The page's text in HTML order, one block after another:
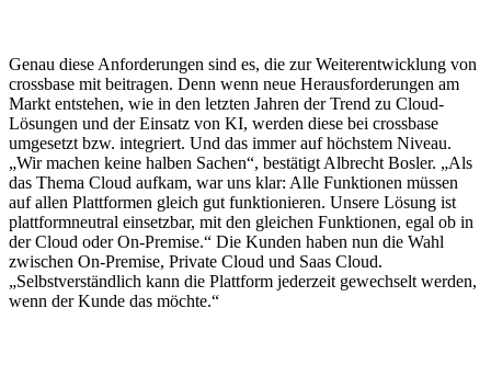
Genau diese Anforderungen sind es, die zur Weiterentwicklung von
crossbase mit beitragen. Denn wenn neue Herausforderungen am
Markt entstehen, wie in den letzten Jahren der Trend zu Cloud-
Lösungen und der Einsatz von KI, werden diese bei crossbase
umgesetzt bzw. integriert. Und das immer auf höchstem Niveau.
„Wir machen keine halben Sachen“, bestätigt Albrecht Bosler. „Als
das Thema Cloud aufkam, war uns klar: Alle Funktionen müssen
auf allen Plattformen gleich gut funktionieren. Unsere Lösung ist
plattformneutral einsetzbar, mit den gleichen Funktionen, egal ob in
der Cloud oder On-Premise.“ Die Kunden haben nun die Wahl
zwischen On-Premise, Private Cloud und Saas Cloud.
„Selbstverständlich kann die Plattform jederzeit gewechselt werden,
wenn der Kunde das möchte.“